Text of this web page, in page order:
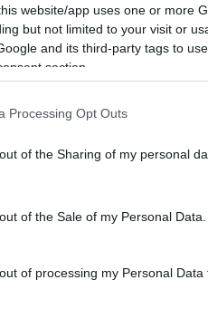
website/app uses one or more
but not limited to your visit or
and its third-party tags to
section.
Processing Opt Outs
of the Sharing of my personal
of the Sale of my Personal Data.
of processing my Personal Data